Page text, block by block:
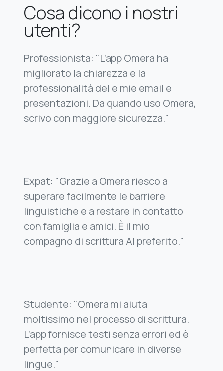
Cosa dicono i nostri
utenti?
Professionista: "L’app Omera ha
migliorato la chiarezza e la
professionalità delle mie email e
presentazioni. Da quando uso Omera,
scrivo con maggiore sicurezza."
Expat: "Grazie a Omera riesco a
superare facilmente le barriere
linguistiche e a restare in contatto
con famiglia e amici. È il mio
compagno di scrittura AI preferito."
Studente: "Omera mi aiuta
moltissimo nel processo di scrittura.
L’app fornisce testi senza errori ed è
perfetta per comunicare in diverse
lingue."